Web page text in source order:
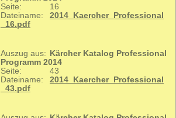
Seite:
16
Dateiname:
2014_Kaercher_Professional
_16.pdf
Auszug aus:
Kärcher Katalog Professional
Programm 2014
Seite:
43
Dateiname:
2014_Kaercher_Professional
_43.pdf